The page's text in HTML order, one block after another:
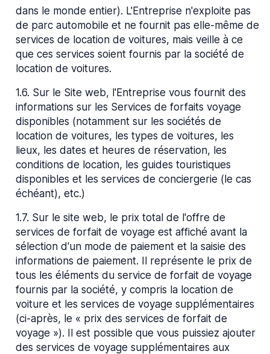
dans le monde entier). L'Entreprise n'exploite pas
de parc automobile et ne fournit pas elle-même de
services de location de voitures, mais veille à ce
que ces services soient fournis par la société de
location de voitures.
1.6. Sur le Site web, l'Entreprise vous fournit des
informations sur les Services de forfaits voyage
disponibles (notamment sur les sociétés de
location de voitures, les types de voitures, les
lieux, les dates et heures de réservation, les
conditions de location, les guides touristiques
disponibles et les services de conciergerie (le cas
échéant), etc.)
1.7. Sur le site web, le prix total de l'offre de
services de forfait de voyage est affiché avant la
sélection d'un mode de paiement et la saisie des
informations de paiement. Il représente le prix de
tous les éléments du service de forfait de voyage
fournis par la société, y compris la location de
voiture et les services de voyage supplémentaires
(ci-après, le « prix des services de forfait de
voyage »). Il est possible que vous puissiez ajouter
des services de voyage supplémentaires aux